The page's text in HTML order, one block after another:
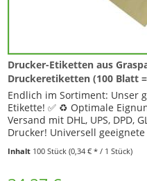
Drucker-Etiketten aus
Druckeretiketten (100 Blatt
Endlich im Sortiment: Unser
Etikette! ✅ ♻ Optimale
Versand mit DHL, UPS, DPD,
Drucker! Universell
Nature Green 100 Stück im
Inhalt 100 Stück(0,34 € * / 1 Stück)